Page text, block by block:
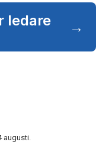
ledare →
augusti.